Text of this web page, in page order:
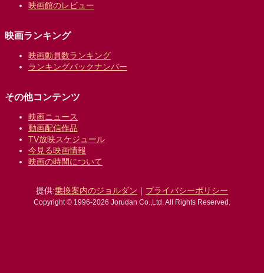
映画館のレビュー
映画ランキング
映画動員数ランキング
ランキングバックナンバー
その他コンテンツ
映画ニュース
動画配信作品
TV放映スケジュール
今見る映画情報
映画の時間について
提供:乗換案内のジョルダン ｜ プライバシーポリシー
Copyright © 1996-2026 Jorudan Co.,Ltd. All Rights Reserved.